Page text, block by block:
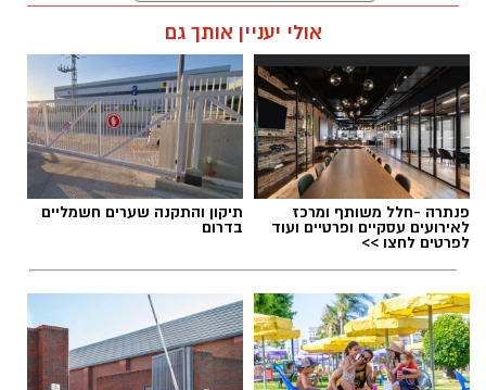
תגים:מצלמות מהירות, עדכון סף האכיפה במצלמות
מהירות
אולי יעניין אותך גם
פנתרה -חלל משותף ומרכז
לאירועים עסקיים ופרטיים ועוד
לפרטים לחצו >>
תיקון והתקנה שערים חשמליים
בדרום